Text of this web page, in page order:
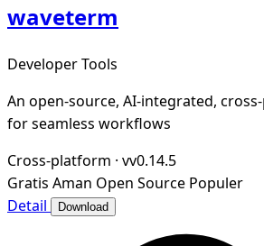
waveterm
Developer Tools
An open-source, AI-integrated,
for seamless workflows
Cross-platform · vv0.14.5
Gratis Aman Open Source Populer
Detail
Download